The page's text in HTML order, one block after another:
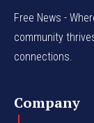
Free News -
community
connections.
Company